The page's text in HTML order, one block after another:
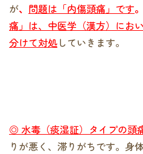
が、 問題は「内傷頭痛」です。
痛」は、中医学（漢方）にお
分けて対処していきます。
◎ 水毒（痰湿証）タイプの頭
りが悪く、滞りがちです。身